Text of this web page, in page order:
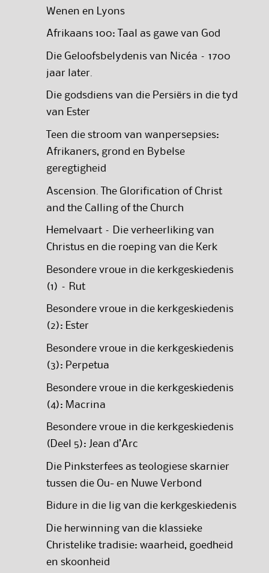
Wenen en Lyons
Afrikaans 100: Taal as gawe van God
Die Geloofsbelydenis van Nicéa – 1700
jaar later.
Die godsdiens van die Persiërs in die tyd
van Ester
Teen die stroom van wanpersepsies:
Afrikaners, grond en Bybelse
geregtigheid
Ascension. The Glorification of Christ
and the Calling of the Church
Hemelvaart – Die verheerliking van
Christus en die roeping van die Kerk
Besondere vroue in die kerkgeskiedenis
(1) – Rut
Besondere vroue in die kerkgeskiedenis
(2): Ester
Besondere vroue in die kerkgeskiedenis
(3): Perpetua
Besondere vroue in die kerkgeskiedenis
(4): Macrina
Besondere vroue in die kerkgeskiedenis
(Deel 5): Jean d’Arc
Die Pinksterfees as teologiese skarnier
tussen die Ou- en Nuwe Verbond
Bidure in die lig van die kerkgeskiedenis
Die herwinning van die klassieke
Christelike tradisie: waarheid, goedheid
en skoonheid